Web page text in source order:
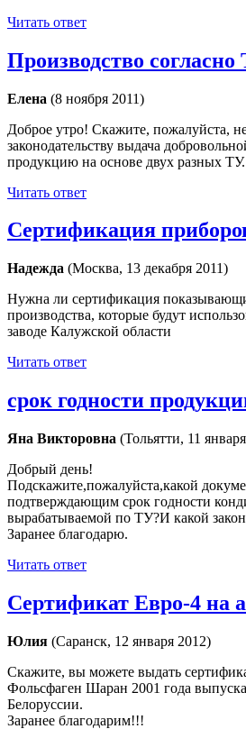
Читать ответ
Производство
Елена (8 ноября 2011)
Доброе утро! Скажите, пожалуйста,
законодательству выдача
продукцию на основе двух разных
Читать ответ
Сертификация
Надежда (Москва, 13 декабря 2011)
Нужна ли сертификация
производства, которые будут
заводе Калужской области
Читать ответ
срок годности
Яна Викторовна (Тольятти, 11
Добрый день!
Подскажите,пожалуйста,какой
подтверждающим срок годности
вырабатываемой по ТУ?И какой закон
Заранее благодарю.
Читать ответ
Сертификат Евро-4 на
Юлия (Саранск, 12 января 2012)
Скажите, вы можете выдать
Фольсфаген Шаран 2001 года
Белоруссии.
Заранее благодарим!!!